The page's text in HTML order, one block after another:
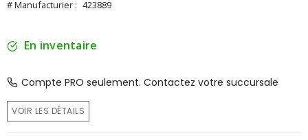
# Manufacturier : 423889
En inventaire
Compte PRO seulement. Contactez votre succursale
VOIR LES DÉTAILS